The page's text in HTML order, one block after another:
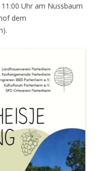
Uhr am Nussbaum
dem